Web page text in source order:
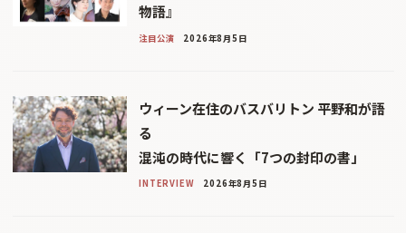
物語』
注目公演 2026年8月5日
ウィーン在住のバスバリトン 平野和が語
る
混沌の時代に響く「7つの封印の書」
INTERVIEW 2026年8月5日